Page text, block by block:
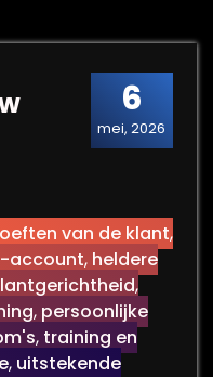
6
mei, 2026
van de klant,
account, heldere
,
, persoonlijke
, training en
, uitstekende